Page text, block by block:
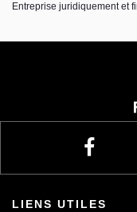
Entreprise juridiquement et
LIENS UTILES